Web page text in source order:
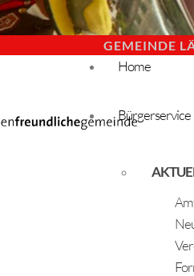
GEMEINDE
Home
Bürgerservice